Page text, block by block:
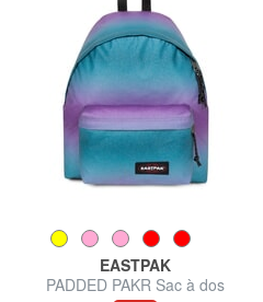
EASTPAK
PADDED PAKR Sac à dos